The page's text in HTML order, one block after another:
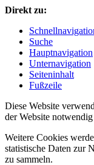
Direkt zu:
Suche
Hauptnavigation
Unternavigation
Seiteninhalt
Fußzeile
Diese Website
der Website
Weitere Cookies
statistische Daten zur
zu sammeln.